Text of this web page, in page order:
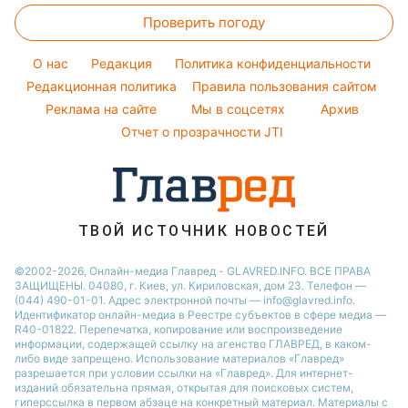
Максим Галкин
Настя Каменских
Виталий Козловский
Потап
София Ротару
Советы от Андре Тана
Женские стрижки
Новости Полтавы
Новости Днепра
Новости Сум
Новости Тернополя
Новости Черкассы
Новости Одессы
Тесты по картинке
Оптические иллюзии
Народные приметы
Все о шоу-бизнесе
Проверить погоду
O нас Редакция
Политика конфиденциальности
Редакционная политика
Правила пользования сайтом
Реклама на сайте
Мы в соцсетях
Архив
Отчет о прозрачности JTI
ТВОЙ ИСТОЧНИК НОВОСТЕЙ
©2002-2026, Онлайн-медиа Главред - GLAVRED.INFO. ВСЕ ПРАВА
ЗАЩИЩЕНЫ. 04080, г. Киев, ул. Кириловская, дом 23. Телефон —
(044) 490-01-01. Адрес электронной почты — info@glavred.info.
Идентификатор онлайн-медиа в Реестре cубъектов в сфере медиа —
R40-01822. Перепечатка, копирование или воспроизведение
информации, содержащей ссылку на агенство ГЛАВРЕД, в каком-
либо виде запрещено. Использование материалов «Главред»
разрешается при условии ссылки на «Главред». Для интернет-
изданий обязательна прямая, открытая для поисковых систем,
гиперссылка в первом абзаце на конкретный материал. Материалы с